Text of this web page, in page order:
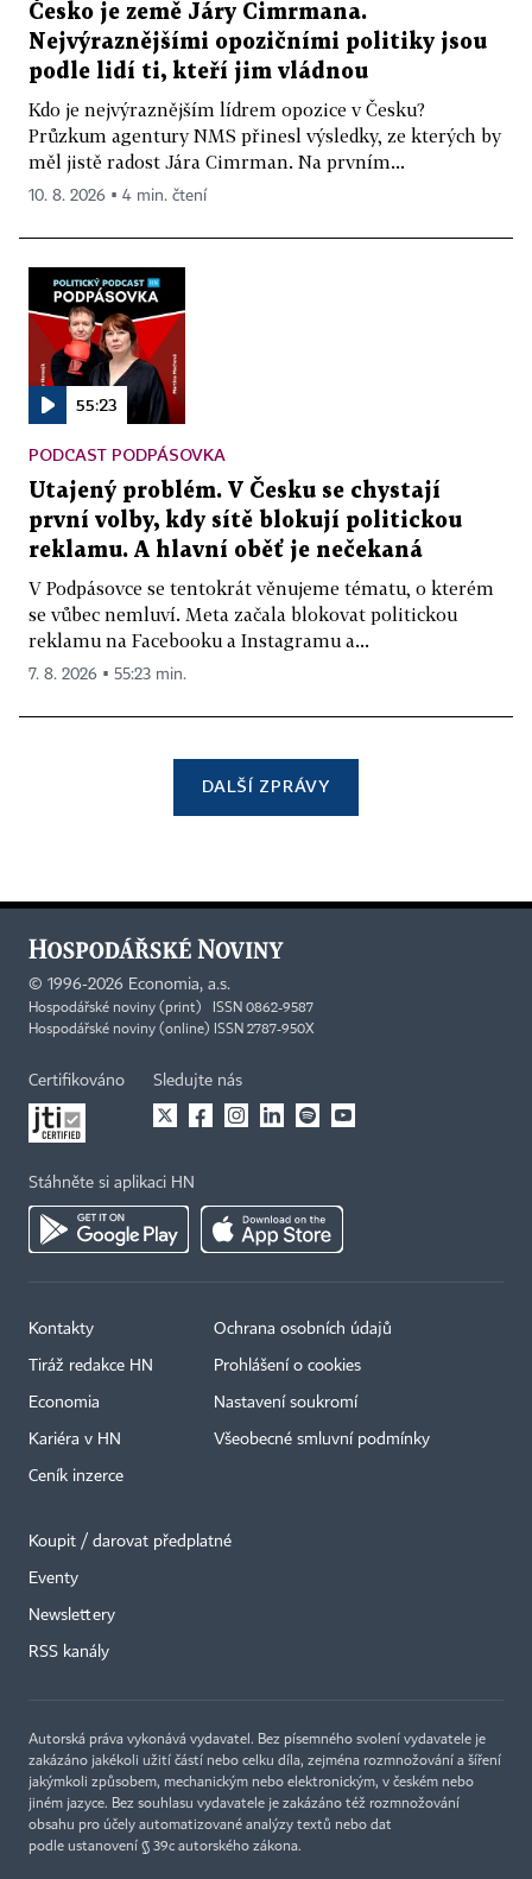
Česko je země Járy Cimrmana.
Nejvýraznějšími opozičními politiky jsou
podle lidí ti, kteří jim vládnou
Kdo je nejvýraznějším lídrem opozice v Česku?
Průzkum agentury NMS přinesl výsledky, ze kterých by
měl jistě radost Jára Cimrman. Na prvním...
10. 8. 2026 ▪ 4 min. čtení
55:23
PODCAST PODPÁSOVKA
Utajený problém. V Česku se chystají
první volby, kdy sítě blokují politickou
reklamu. A hlavní oběť je nečekaná
V Podpásovce se tentokrát věnujeme tématu, o kterém
se vůbec nemluví. Meta začala blokovat politickou
reklamu na Facebooku a Instagramu a...
7. 8. 2026 ▪ 55:23 min.
DALŠÍ ZPRÁVY
© 1996-2026 Economia, a.s.
Hospodářské noviny (print) ISSN 0862-9587
Hospodářské noviny (online) ISSN 2787-950X
Certifikováno Sledujte nás
Stáhněte si aplikaci HN
Kontakty
Tiráž redakce HN
Economia
Kariéra v HN
Ceník inzerce
Ochrana osobních údajů
Prohlášení o cookies
Nastavení soukromí
Všeobecné smluvní podmínky
Koupit / darovat předplatné
Eventy
Newslettery
RSS kanály
Autorská práva vykonává vydavatel. Bez písemného svolení vydavatele je
zakázáno jakékoli užití částí nebo celku díla, zejména rozmnožování a šíření
jakýmkoli způsobem, mechanickým nebo elektronickým, v českém nebo
jiném jazyce. Bez souhlasu vydavatele je zakázáno též rozmnožování
obsahu pro účely automatizované analýzy textů nebo dat
podle ustanovení § 39c autorského zákona.